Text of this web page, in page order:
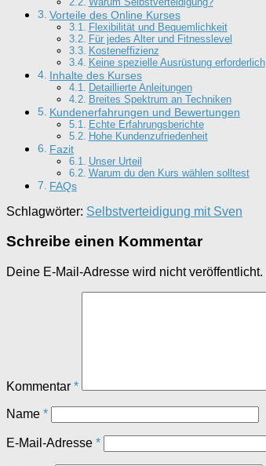
Vorteile des Online Kurses
Flexibilität und Bequemlichkeit
Für jedes Alter und Fitnesslevel
Kosteneffizienz
Keine spezielle Ausrüstung erforderlich
Inhalte des Kurses
Detaillierte Anleitungen
Breites Spektrum an Techniken
Kundenerfahrungen und Bewertungen
Echte Erfahrungsberichte
Hohe Kundenzufriedenheit
Fazit
Unser Urteil
Warum du den Kurs wählen solltest
FAQs
Schlagwörter: Selbstverteidigung mit Sven
Schreibe einen Kommentar
Deine E-Mail-Adresse wird nicht veröffentlicht.
Kommentar *
Name *
E-Mail-Adresse *